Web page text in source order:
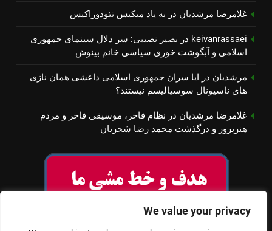
We value your privacy
غلامرضا مرشدیان در به یاد میكیس تئودوراكیس
keivanrassaei در بصیر نصیبی: سر دلال سینمای جمهوری
اسلامی و آبگوشت خوری سیاسی خانم بینوش
مرشدیان در ایا سران جمهوری اسلامی داعشی همان نازی
های ناسیونال سوسیالیسم نیستند؟
غلامرضا مرشدیان در نظام فاخر، موسیقی فاخر و مردم
هنرپرور و درگذشت محمد رضا شجریان